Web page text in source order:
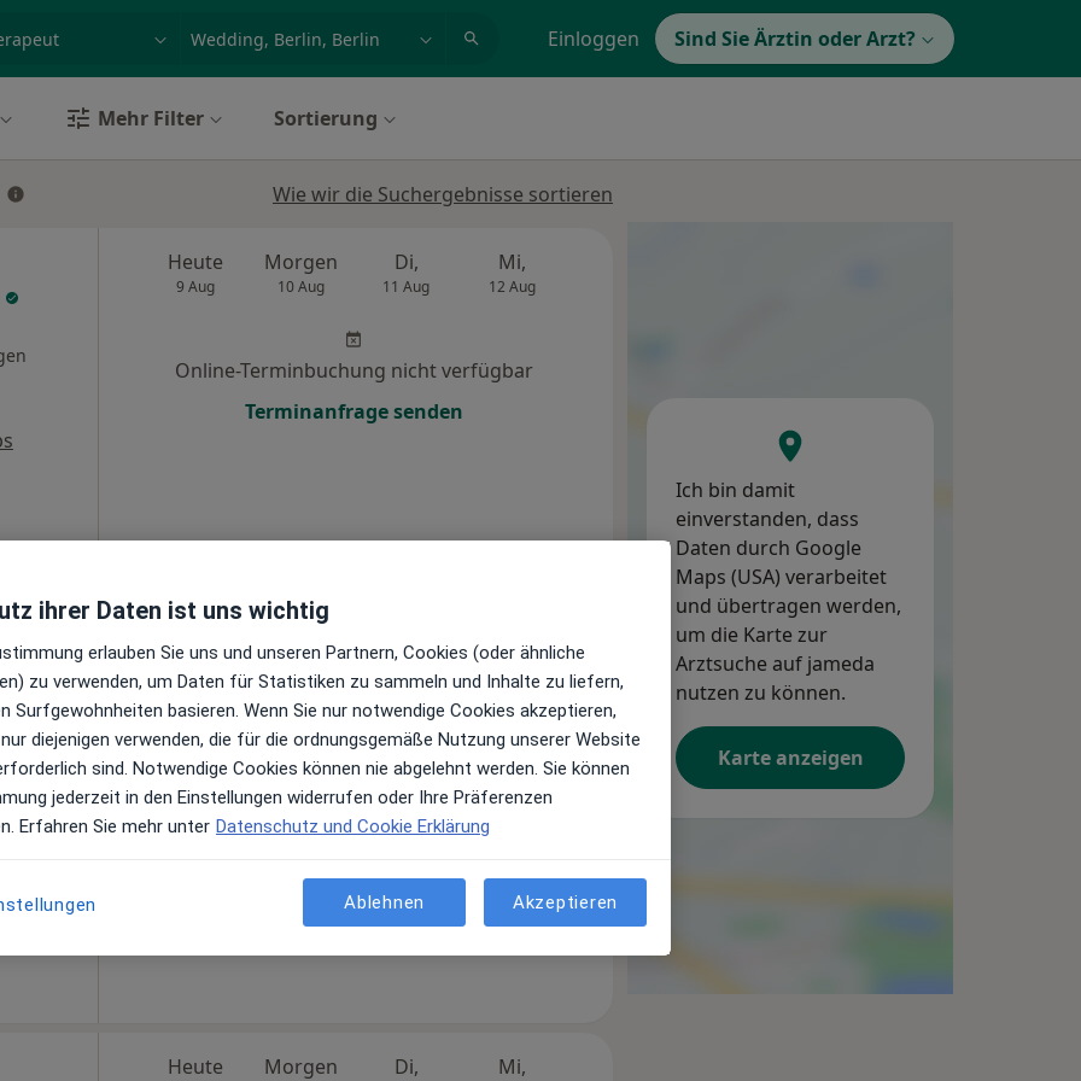
Einloggen Sind Sie Ärztin oder Arzt?
Mehr Filter Sortierung
Wie wir die Suchergebnisse sortieren
Heute
9 Aug
Morgen
10 Aug
Di,
11 Aug
Mi,
12 Aug
Online-Terminbuchung nicht verfügbar
Terminanfrage senden
9 Aug 10 Aug 11 Aug 12 Aug
Fr,
14 Aug
Sa,
15 Aug
Online-Terminbuchung nicht verfügbar
Terminanfrage senden
Heute Morgen Di, Mi,
Ich bin damit
einverstanden, dass
Daten durch Google
Maps (USA) verarbeitet
und übertragen werden,
um die Karte zur
Arztsuche auf jameda
nutzen zu können.
Karte anzeigen
ihrer Daten ist uns wichtig
erlauben Sie uns und unseren Partnern, Cookies (oder ähnliche
zu verwenden, um Daten für Statistiken zu sammeln und Inhalte zu liefern,
Surfgewohnheiten basieren. Wenn Sie nur notwendige Cookies akzeptieren,
diejenigen verwenden, die für die ordnungsgemäße Nutzung unserer Website
sind. Notwendige Cookies können nie abgelehnt werden. Sie können
jederzeit in den Einstellungen widerrufen oder Ihre Präferenzen
Erfahren Sie mehr unter Datenschutz und Cookie Erklärung
Ablehnen Akzeptieren